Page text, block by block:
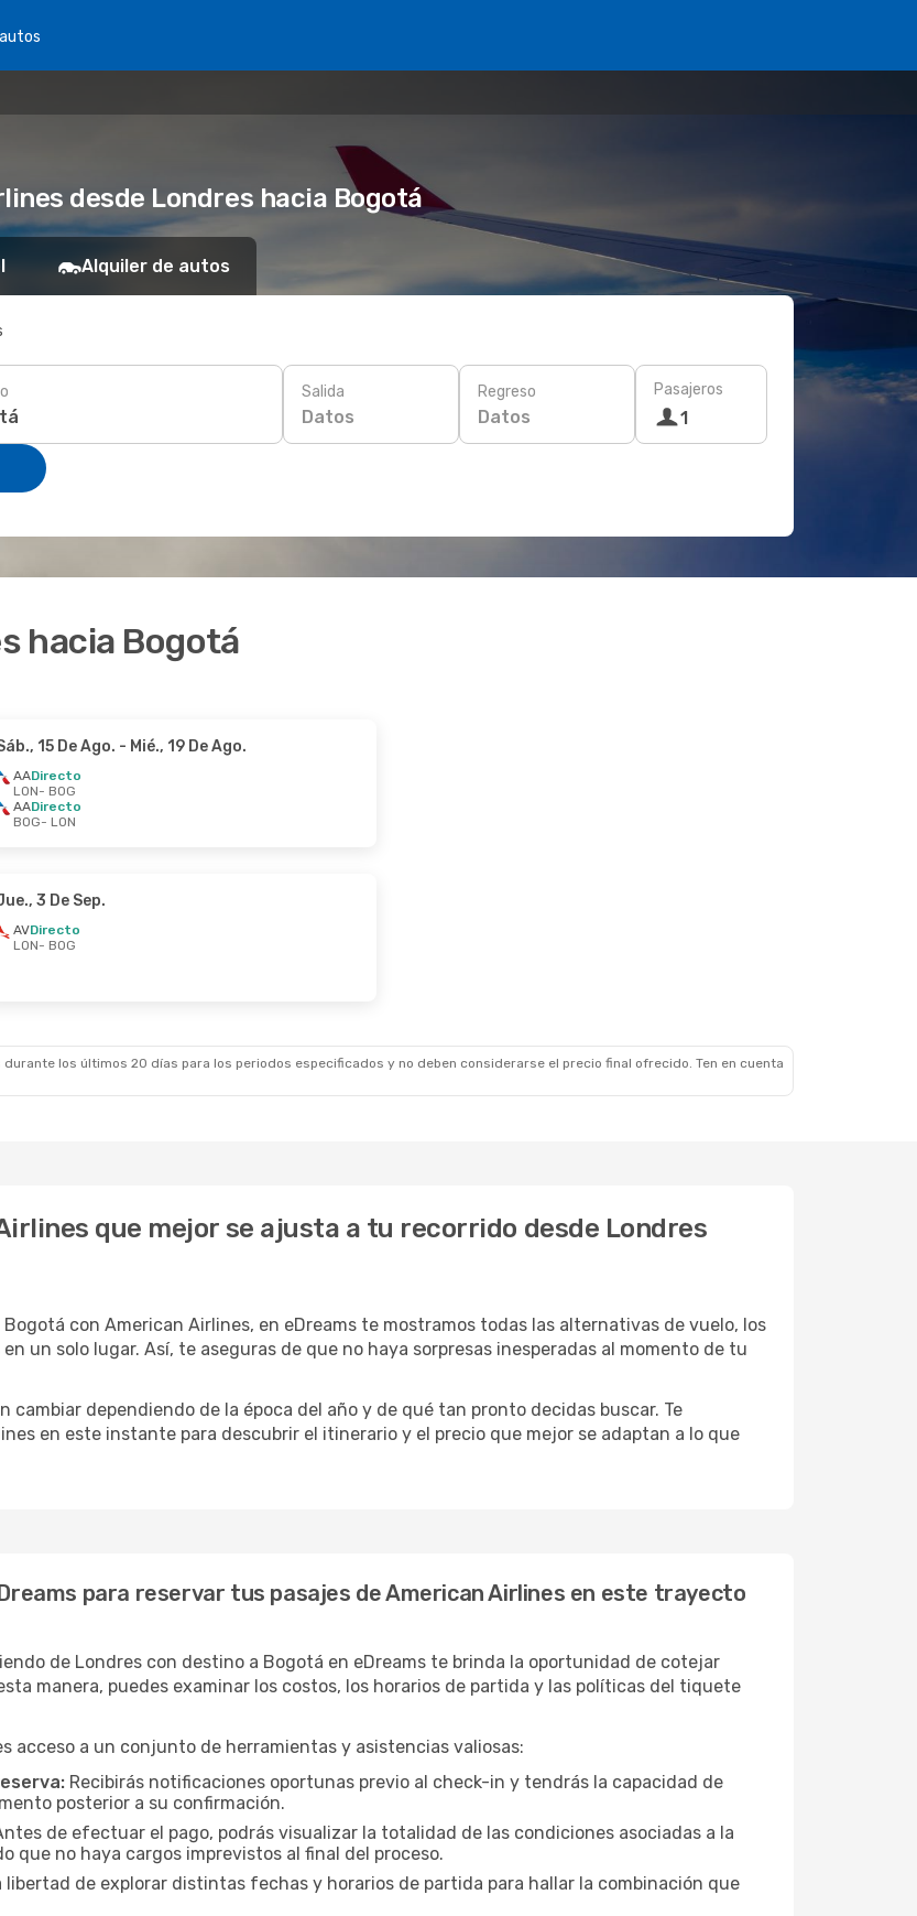
desde Londres hacia Bogotá
Alquiler de autos
Salida
Datos
Regreso
Datos
Pasajeros
1
hacia Bogotá
15 De Ago. - Mié., 19 De Ago.
AADirecto
LON- BOG
AADirecto
BOG- LON
3 De Sep.
AVDirecto
LON- BOG
los últimos 20 días para los periodos especificados y no deben considerarse el precio final ofrecido. Ten en cuenta
que mejor se ajusta a tu recorrido desde Londres
con American Airlines, en eDreams te mostramos todas las alternativas de vuelo, los
un solo lugar. Así, te aseguras de que no haya sorpresas inesperadas al momento de tu
dependiendo de la época del año y de qué tan pronto decidas buscar. Te
en este instante para descubrir el itinerario y el precio que mejor se adaptan a lo que
para reservar tus pasajes de American Airlines en este trayecto
de Londres con destino a Bogotá en eDreams te brinda la oportunidad de cotejar
manera, puedes examinar los costos, los horarios de partida y las políticas del tiquete
acceso a un conjunto de herramientas y asistencias valiosas:
Recibirás notificaciones oportunas previo al check-in y tendrás la capacidad de
posterior a su confirmación.
de efectuar el pago, podrás visualizar la totalidad de las condiciones asociadas a la
que no haya cargos imprevistos al final del proceso.
libertad de explorar distintas fechas y horarios de partida para hallar la combinación que